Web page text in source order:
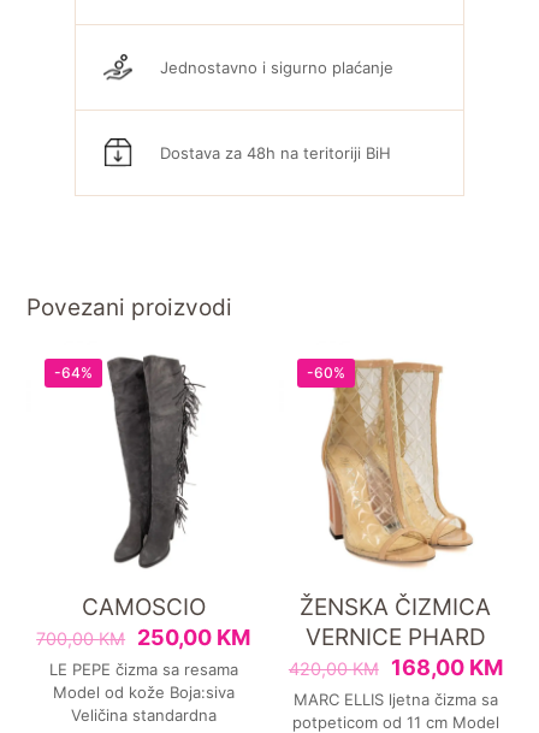
Jednostavno i sigurno plaćanje
Dostava za 48h na teritoriji BiH
Povezani proizvodi
-64%
CAMOSCIO
700,00KM 250,00 KM
LE PEPE čizma sa resama
Model od kože Boja:siva
Veličina standardna
-60%
ŽENSKA ČIZMICA
VERNICE PHARD
420,00KM 168,00 KM
MARC ELLIS ljetna čizma sa
potpeticom od 11 cm Model